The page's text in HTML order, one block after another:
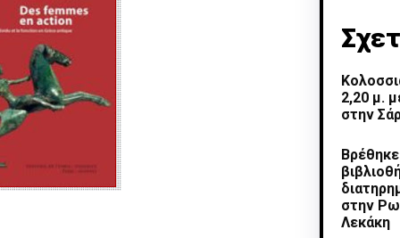
2,20 μ.
στην
στην
Λεκάκη